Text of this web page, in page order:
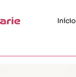
Início